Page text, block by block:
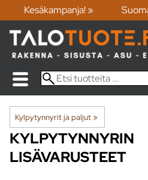
Kesäkampanja! »
Kylpytynnyrit ja paljut‪»
KYLPYTYNNYRIN
LISÄVARUSTEET